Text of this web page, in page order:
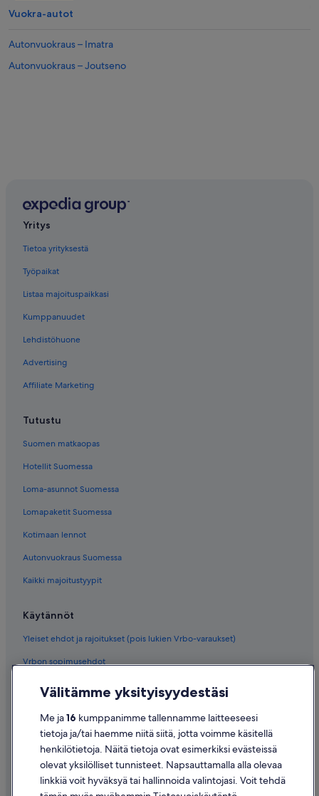
Vuokra-autot
Autonvuokraus – Imatra
Autonvuokraus – Joutseno
Yritys
Tietoa yrityksestä
Työpaikat
Listaa majoituspaikkasi
Kumppanuudet
Lehdistöhuone
Advertising
Affiliate Marketing
Tutustu
Suomen matkaopas
Hotellit Suomessa
Loma-asunnot Suomessa
Lomapaketit Suomessa
Kotimaan lennot
Autonvuokraus Suomessa
Kaikki majoitustyypit
Käytännöt
Yleiset ehdot ja rajoitukset (pois lukien Vrbo-varaukset)
Vrbon sopimusehdot
Evästeet
Käyttöehdot
Oikeudelliset tiedot / ota meihin yhteyttä
Välitämme yksityisyydestäsi
Me ja16 kumppanimme tallennamme laitteeseesi
tietoja ja/tai haemme niitä siitä, jotta voimme käsitellä
henkilötietoja. Näitä tietoja ovat esimerkiksi evästeissä
olevat yksilölliset tunnisteet. Napsauttamalla alla olevaa
linkkiä voit hyväksyä tai hallinnoida valintojasi. Voit tehdä